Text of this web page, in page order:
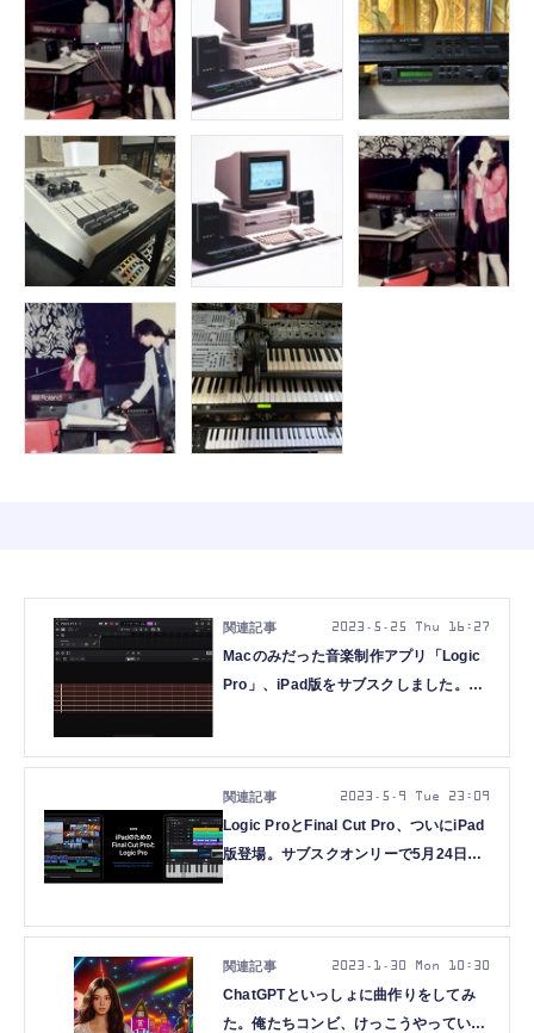
Macのみだった音楽制作アプリ「Logic
Pro」、iPad版をサブスクしました。
2023.5.25 Thu 16:27
Logic ProとFinal Cut Pro、ついにiPad
版登場。サブスクオンリーで5月24日提
2023.5.9 Tue 23:09
ChatGPTといっしょに曲作りをしてみ
た。俺たちコンビ、けっこうやっていけ
2023.1.30 Mon 10:30